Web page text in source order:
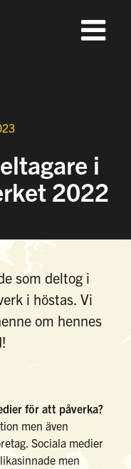
i
2022
som deltog i
i höstas. Vi
om hennes
för att påverka?
men även
Sociala medier
men